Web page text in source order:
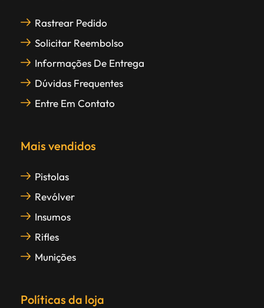
Rastrear Pedido
Solicitar Reembolso
Informações De Entrega
Dúvidas Frequentes
Entre Em Contato
Mais vendidos
Pistolas
Revólver
Insumos
Rifles
Munições
Políticas da loja